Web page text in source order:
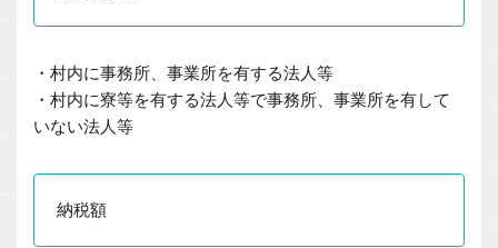
・村内に事務所、事業所を有する法人等
・村内に寮等を有する法人等で事務所、事業所を有して
いない法人等
納税額